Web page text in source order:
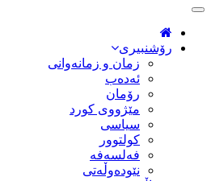
Toggle
Navigation
رۆشنبیری
زمان و زمانه‌وانی
ئەدەب
رۆمان
مێژووى کورد
سیاسى
کولتوور
فەلسەفە
نێودەوڵەتی